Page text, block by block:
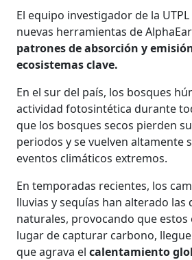
El equipo investigador de la
nuevas herramientas de
patrones de absorción y
ecosistemas clave.
En el sur del país, los bosques
actividad fotosintética durante
que los bosques secos pierden
periodos y se vuelven altamente
eventos climáticos extremos.
En temporadas recientes, los
lluvias y sequías han alterado las
naturales, provocando que estos
lugar de capturar carbono,
que agrava elcalentamiento